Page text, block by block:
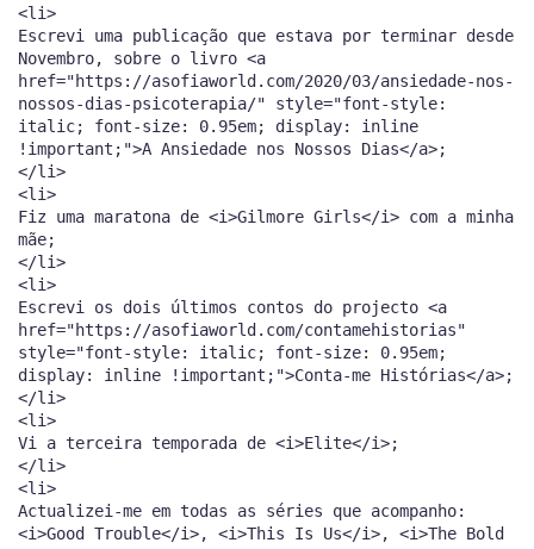
<li>
Escrevi uma publicação que estava por terminar desde
Novembro, sobre o livro <a
href="https://asofiaworld.com/2020/03/ansiedade-nos-
nossos-dias-psicoterapia/" style="font-style:
italic; font-size: 0.95em; display: inline
!important;">A Ansiedade nos Nossos Dias</a>;
</li>
<li>
Fiz uma maratona de <i>Gilmore Girls</i> com a minha
mãe;
</li>
<li>
Escrevi os dois últimos contos do projecto <a
href="https://asofiaworld.com/contamehistorias"
style="font-style: italic; font-size: 0.95em;
display: inline !important;">Conta-me Histórias</a>;
</li>
<li>
Vi a terceira temporada de <i>Elite</i>;
</li>
<li>
Actualizei-me em todas as séries que acompanho:
<i>Good Trouble</i>, <i>This Is Us</i>, <i>The Bold